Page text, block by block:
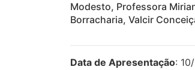
Modesto, Professora
Borracharia, Valcir
Data de Apresentação: